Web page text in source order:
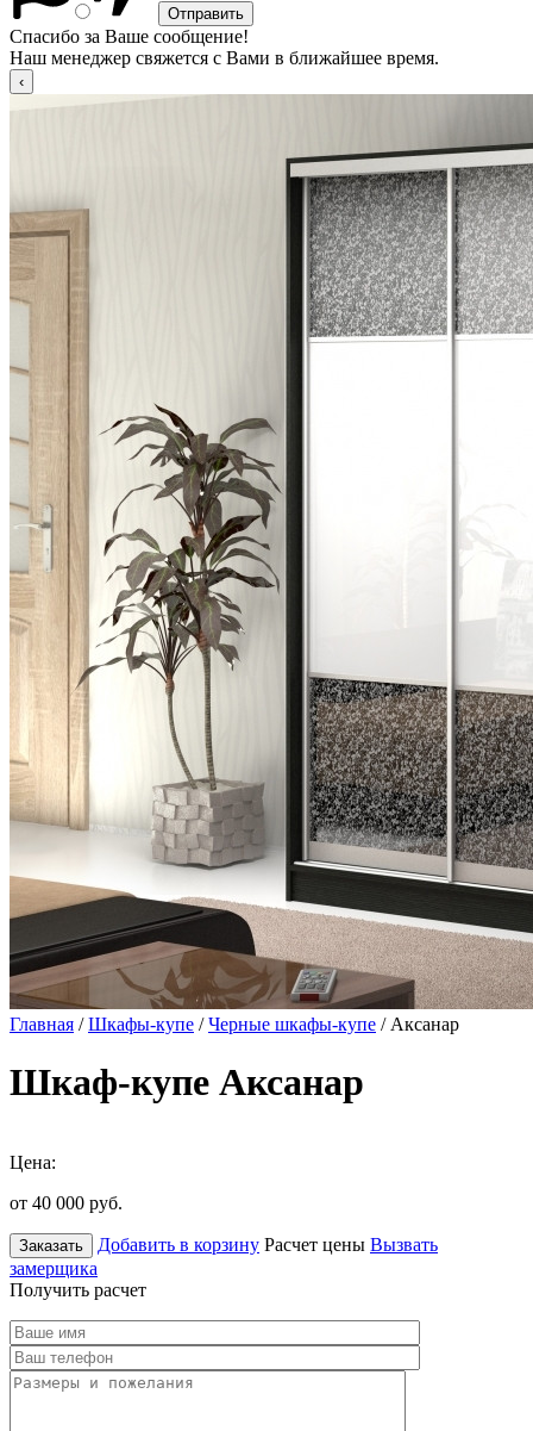
Спасибо за Ваше сообщение!
Наш менеджер свяжется с Вами в ближайшее время.
Главная /Шкафы-купе /Черные шкафы-купе / Аксанар
Шкаф-купе Аксанар
Цена:
от 40 000 руб.
Заказать Добавить в корзину Расчет цены Вызвать
замерщика
Получить расчет